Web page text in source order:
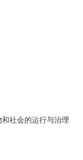
社会的运行与治理